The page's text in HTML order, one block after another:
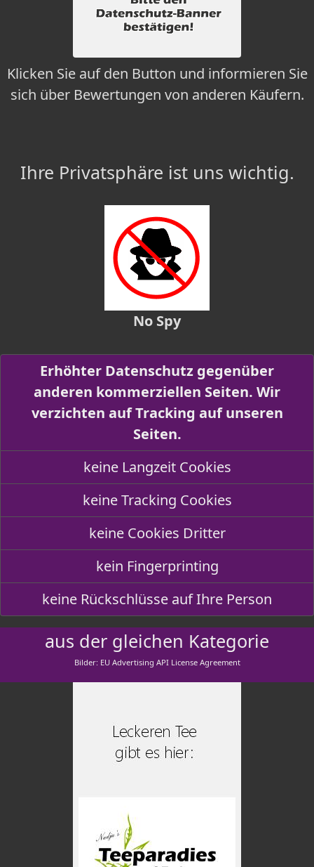
Klicken Sie auf den Button und informieren Sie
sich über Bewertungen von anderen Käufern.
Ihre Privatsphäre ist uns wichtig.
No Spy
Erhöhter Datenschutz gegenüber
anderen kommerziellen Seiten. Wir
verzichten auf Tracking auf unseren
Seiten.
keine Langzeit Cookies
keine Tracking Cookies
keine Cookies Dritter
kein Fingerprinting
keine Rückschlüsse auf Ihre Person
aus der gleichen Kategorie
Bilder: EU Advertising API License Agreement